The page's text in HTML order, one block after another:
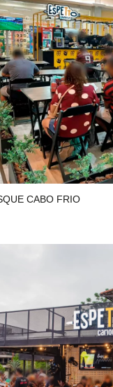
CABO FRIO